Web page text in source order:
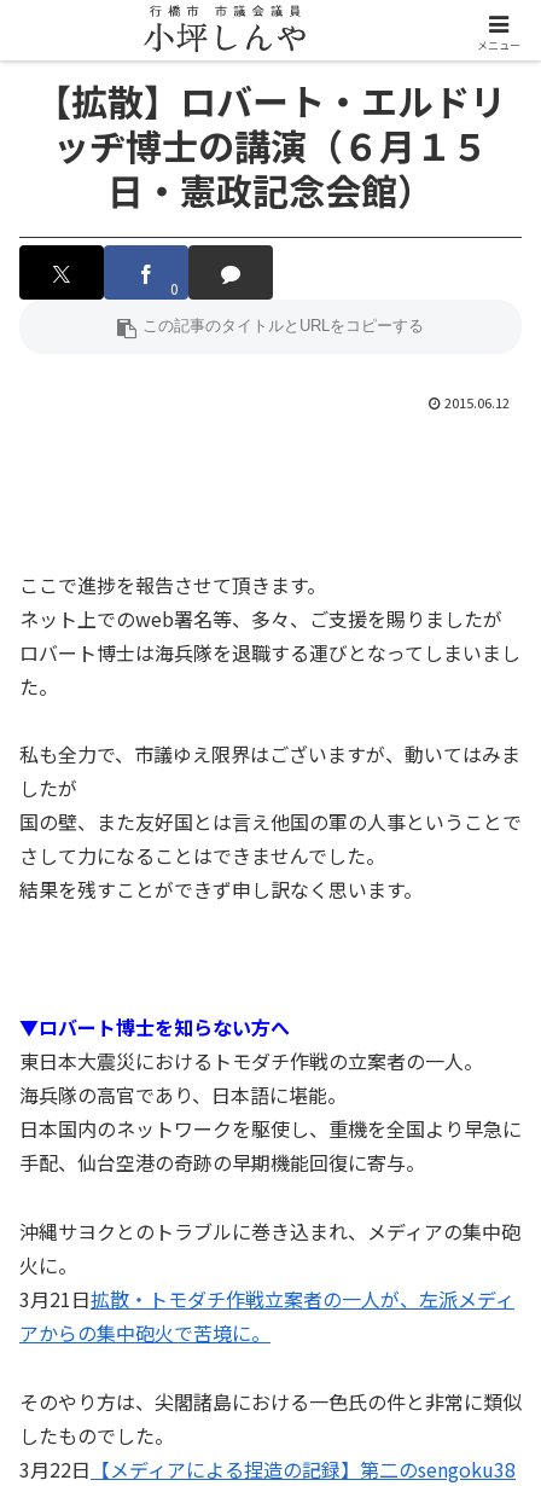
【拡散】ロバート・エルドリ
ッヂ博士の講演（６月１５
日・憲政記念会館）
0
2015.06.12
ここで進捗を報告させて頂きます。
ネット上でのweb署名等、多々、ご支援を賜りましたが
ロバート博士は海兵隊を退職する運びとなってしまいまし
た。
私も全力で、市議ゆえ限界はございますが、動いてはみま
したが
国の壁、また友好国とは言え他国の軍の人事ということで
さして力になることはできませんでした。
結果を残すことができず申し訳なく思います。
▼ロバート博士を知らない方へ
東日本大震災におけるトモダチ作戦の立案者の一人。
海兵隊の高官であり、日本語に堪能。
日本国内のネットワークを駆使し、重機を全国より早急に
手配、仙台空港の奇跡の早期機能回復に寄与。
沖縄サヨクとのトラブルに巻き込まれ、メディアの集中砲
火に。
3月21日拡散・トモダチ作戦立案者の一人が、左派メディ
アからの集中砲火で苦境に。
そのやり方は、尖閣諸島における一色氏の件と非常に類似
したものでした。
3月22日 【メディアによる捏造の記録】第二のsengoku38
メニュー